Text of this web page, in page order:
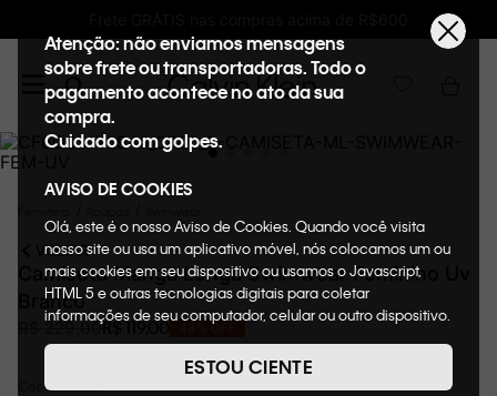
Atenção: não enviamos mensagens
sobre frete ou transportadoras. Todo o
pagamento acontece no ato da sua
compra.
Cuidado com golpes.
AVISO DE COOKIES
Olá, este é o nosso Aviso de Cookies. Quando você visita
nosso site ou usa um aplicativo móvel, nós colocamos um ou
mais cookies em seu dispositivo ou usamos o Javascript,
HTML 5 e outras tecnologias digitais para coletar
informações de seu computador, celular ou outro dispositivo.
de cookies, informaremos quais cookies usaremos e quais
suas funções. A forma como processamos os dados
ESTOU CIENTE
VOLTAR
Camiseta Manga Longa Swimwear Feminino Uv
Branco
229,00R$119,00 OFF
CorBranco